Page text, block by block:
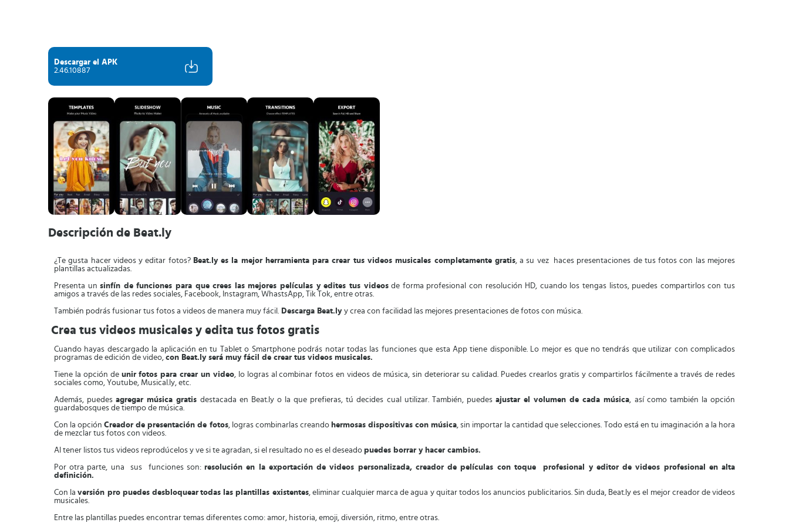
Descargar el APK
2.46.10887
Descripción de Beat.ly
¿Te gusta hacer videos y editar fotos? Beat.ly es la mejor herramienta para crear tus videos musicales completamente gratis, a su vez haces presentaciones de tus fotos con las mejores
plantillas actualizadas.
Presenta unsinfín de funciones para que crees las mejores películas y edites tus videosde forma profesional con resolución HD, cuando los tengas listos, puedes compartirlos con tus
amigos a través de las redes sociales, Facebook, Instagram, WhastsApp, Tik Tok, entre otras.
También podrás fusionar tus fotos a videos de manera muy fácil. Descarga Beat.ly y crea con facilidad las mejores presentaciones de fotos con música.
Crea tus videos musicales y edita tus fotos gratis
Cuando hayas descargado la aplicación en tu Tablet o Smartphone podrás notar todas las funciones que esta App tiene disponible. Lo mejor es que no tendrás que utilizar con complicados
programas de edición de video, con Beat.ly será muy fácil de crear tus videos musicales.
Tiene la opción de unir fotos para crear un video, lo logras al combinar fotos en videos de música, sin deteriorar su calidad. Puedes crearlos gratis y compartirlos fácilmente a través de redes
sociales como, Youtube, Musical.ly, etc.
Además, puedesagregar música gratis destacada en Beat.ly o la que prefieras, tú decides cual utilizar. También, puedes ajustar el volumen de cada música, así como también la opción
guardabosques de tiempo de música.
Con la opciónCreador de presentación de fotos, logras combinarlas creando hermosas dispositivas con música, sin importar la cantidad que selecciones. Todo está en tu imaginación a la hora
de mezclar tus fotos con videos.
Al tener listos tus videos reprodúcelos y ve si te agradan, si el resultado no es el deseado puedes borrar y hacer cambios.
Por otra parte, una sus funciones son:resolución en la exportación de videos personalizada, creador de películas con toque profesional y editor de videos profesional en alta
definición.
Con laversión pro puedes desbloquear todas las plantillas existentes, eliminar cualquier marca de agua y quitar todos los anuncios publicitarios. Sin duda, Beat.ly es el mejor creador de videos
musicales.
Entre las plantillas puedes encontrar temas diferentes como: amor, historia, emoji, diversión, ritmo, entre otras.